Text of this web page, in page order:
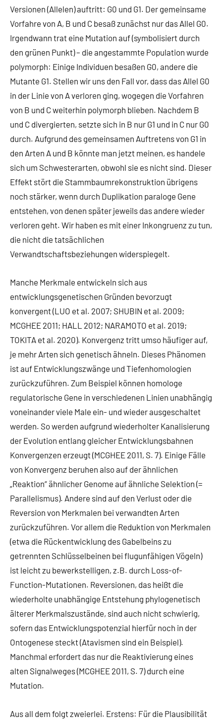
Versionen (Allelen) auftritt: G0 und G1. Der gemeinsame
Vorfahre von A, B und C besaß zunächst nur das Allel G0.
Irgendwann trat eine Mutation auf (symbolisiert durch
den grünen Punkt) – die angestammte Population wurde
polymorph: Einige Individuen besaßen G0, andere die
Mutante G1. Stellen wir uns den Fall vor, dass das Allel G0
in der Linie von A verloren ging, wogegen die Vorfahren
von B und C weiterhin polymorph blieben. Nachdem B
und C divergierten, setzte sich in B nur G1 und in C nur G0
durch. Aufgrund des gemeinsamen Auftretens von G1 in
den Arten A und B könnte man jetzt meinen, es handele
sich um Schwesterarten, obwohl sie es nicht sind. Dieser
Effekt stört die Stammbaumrekonstruktion übrigens
noch stärker, wenn durch Duplikation paraloge Gene
entstehen, von denen später jeweils das andere wieder
verloren geht. Wir haben es mit einer Inkongruenz zu tun,
die nicht die tatsächlichen
Verwandtschaftsbeziehungen widerspiegelt.
Manche Merkmale entwickeln sich aus
entwicklungsgenetischen Gründen bevorzugt
konvergent (LUO et al. 2007; SHUBIN et al. 2009;
MCGHEE 2011; HALL 2012; NARAMOTO et al. 2019;
TOKITA et al. 2020). Konvergenz tritt umso häufiger auf,
je mehr Arten sich genetisch ähneln. Dieses Phänomen
ist auf Entwicklungszwänge und Tiefenhomologien
zurückzuführen. Zum Beispiel können homologe
regulatorische Gene in verschiedenen Linien unabhängig
voneinander viele Male ein- und wieder ausgeschaltet
werden. So werden aufgrund wiederholter Kanalisierung
der Evolution entlang gleicher Entwicklungsbahnen
Konvergenzen erzeugt (MCGHEE 2011, S. 7). Einige Fälle
von Konvergenz beruhen also auf der ähnlichen
„Reaktion“ ähnlicher Genome auf ähnliche Selektion (=
Parallelismus). Andere sind auf den Verlust oder die
Reversion von Merkmalen bei verwandten Arten
zurückzuführen. Vor allem die Reduktion von Merkmalen
(etwa die Rückentwicklung des Gabelbeins zu
getrennten Schlüsselbeinen bei flugunfähigen Vögeln)
ist leicht zu bewerkstelligen, z.B. durch Loss-of-
Function-Mutationen. Reversionen, das heißt die
wiederholte unabhängige Entstehung phylogenetisch
älterer Merkmalszustände, sind auch nicht schwierig,
sofern das Entwicklungspotenzial hierfür noch in der
Ontogenese steckt (Atavismen sind ein Beispiel).
Manchmal erfordert das nur die Reaktivierung eines
alten Signalweges (MCGHEE 2011, S. 7) durch eine
Mutation.
Aus all dem folgt zweierlei. Erstens: Für die Plausibilität